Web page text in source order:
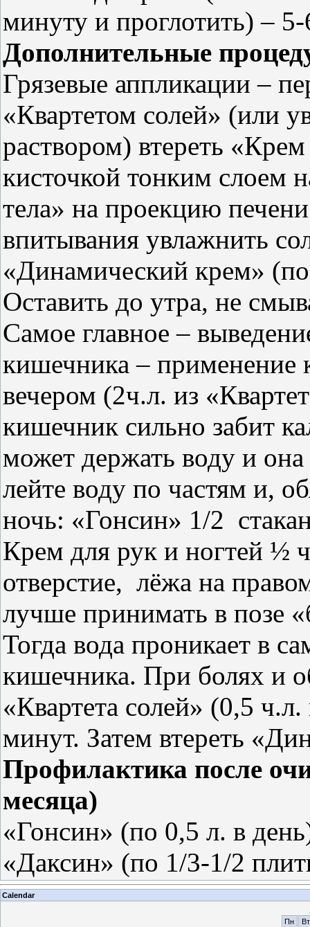
минуту и проглотить) – 5-
Дополнительные
Грязевые аппликации –
«Квартетом солей» (или
раствором) втереть
кисточкой тонким слоем
тела» на проекцию
впитывания увлажнить
«Динамический крем»
Оставить до утра, не
Самое главное –
кишечника – применение
вечером (2ч.л. из
кишечник сильно забит
может держать воду и она
лейте воду по частям и,
ночь: «Гонсин» 1/2
Крем для рук и ногтей ½
отверстие, лёжа на
лучше принимать в позе
Тогда вода проникает в
кишечника. При болях и
«Квартета солей» (0,5
минут. Затем втереть
Профилактика после
месяца)
«Гонсин» (по 0,5 л. в
«Даксин» (по 1/3-1/2
Calendar
Пн
Вт